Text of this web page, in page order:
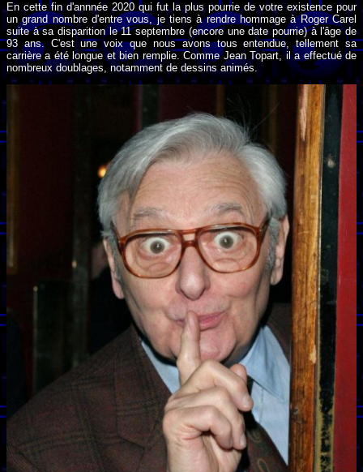
En cette fin d'annnée 2020 qui fut la plus pourrie de votre existence pour
un grand nombre d'entre vous, je tiens à rendre hommage à Roger Carel
suite à sa disparition le 11 septembre (encore une date pourrie) à l'âge de
93 ans. C'est une voix que nous avons tous entendue, tellement sa
carrière a été longue et bien remplie. Comme Jean Topart, il a effectué de
nombreux doublages, notamment de dessins animés.